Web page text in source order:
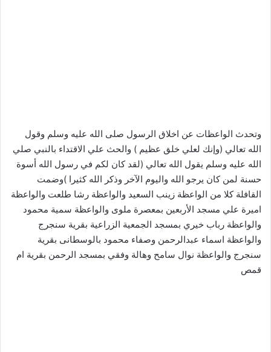
وتحدث الواعظات عن اخلاق الرسول صلى الله عليه وسلم وقول
الله تعالي (وإنك لعلي خلق عظيم ) والحث علي الاقتداء بالنبي صلي
الله عليه وسلم يقول الله تعالي (لقد كان لكم في رسول الله أسوة
حسنة لمن كان يرجو الله واليوم الآخر وذكر الله كثيرا )وضمت
القافلة كلا من الواعظة زينب السعيد والواعظة رشا طلعت والواعظة
اميرة علي مسجد الأربعين بمعصرة ملوى والواعظة سمية محمود
والواعظة رباب خيري بمسجد الجمعية الزراعية بقرية سنجرج
والواعظة اسماء عبدالرحمن وصفاء محمود بالوسطانى بقرية
سنجرج والواعظة نوال سامح وهالة وفقي بمسجد الرحمن بقرية ام
قمص